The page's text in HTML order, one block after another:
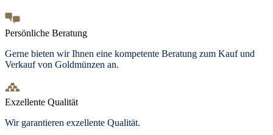
Persönliche Beratung
Gerne bieten wir Ihnen eine kompetente Beratung zum Kauf und
Verkauf von Goldmünzen an.
Exzellente Qualität
Wir garantieren exzellente Qualität.